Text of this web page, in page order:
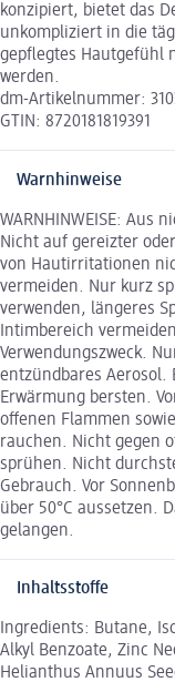
konzipiert, bietet das
unkompliziert in die
gepflegtes Hautgefühl
werden.
dm-Artikelnummer:
GTIN: 8720181819391
Warnhinweise
WARNHINWEISE: Aus
Nicht auf gereizter
von Hautirritationen
vermeiden. Nur kurz
verwenden, längeres
Intimbereich
Verwendungszweck.
entzündbares Aerosol.
Erwärmung bersten.
offenen Flammen
rauchen. Nicht gegen
sprühen. Nicht
Gebrauch. Vor
über 50°C aussetzen.
gelangen.
Inhaltsstoffe
Ingredients: Butane,
Alkyl Benzoate, Zinc
Helianthus Annuus